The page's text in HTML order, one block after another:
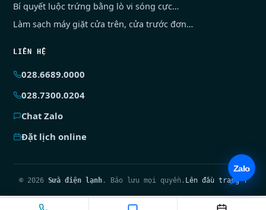
Bí quyết luộc trứng bằng lò vi sóng cực…
Làm sạch máy giặt cửa trên, cửa trước đơn…
LIÊN HỆ
028.6689.0000
028.7300.0204
Chat Zalo
Đặt lịch online
© 2026 Sửa điện lạnh. Bảo lưu mọi quyền. Lên đầu trang ↑